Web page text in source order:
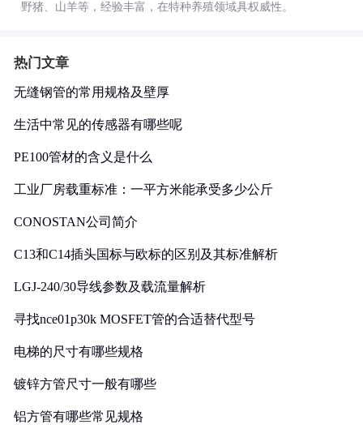
野猪、山羊等，经验丰富，在特种养殖领域具权威性。
热门文章
无缝钢管的常用规格及壁厚
生活中常见的传感器有哪些呢
PE100管材的含义是什么
工业厂房载重标准：一平方米能承受多少公斤
CONOSTAN公司简介
C13和C14插头国标与欧标的区别及其标准解析
LGJ-240/30导线参数及载流量解析
寻找nce01p30k MOSFET管的合适替代型号
电梯的尺寸有哪些规格
镀锌方管尺寸一般有哪些
铝方管有哪些常见规格